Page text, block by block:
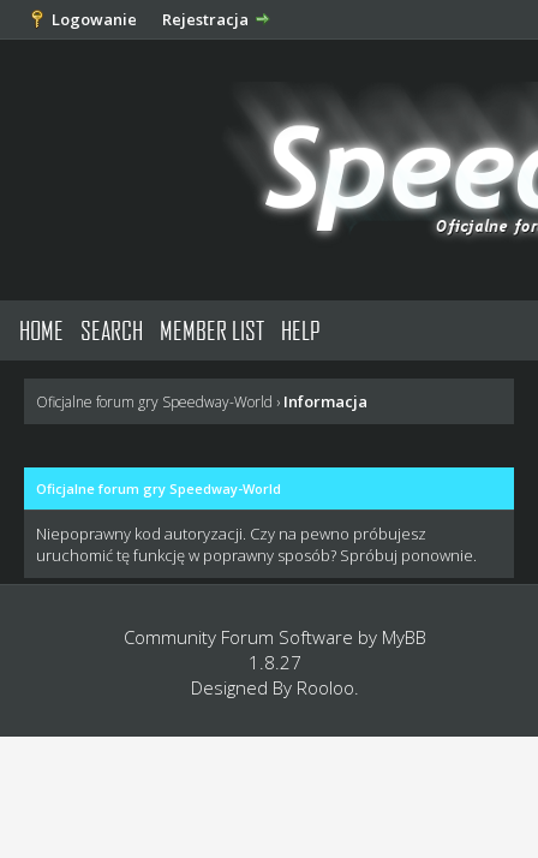
Logowanie Rejestracja
HOME SEARCH MEMBER LIST HELP
Oficjalne forum gry Speedway-World › Informacja
Oficjalne forum gry Speedway-World
Niepoprawny kod autoryzacji. Czy na pewno próbujesz
uruchomić tę funkcję w poprawny sposób? Spróbuj ponownie.
Community Forum Software by MyBB
1.8.27
Designed By Rooloo.